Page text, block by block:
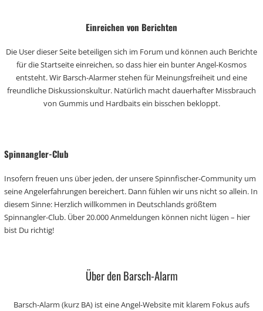
Einreichen von Berichten
Die User dieser Seite beteiligen sich im Forum und können auch Berichte
für die Startseite einreichen, so dass hier ein bunter Angel-Kosmos
entsteht. Wir Barsch-Alarmer stehen für Meinungsfreiheit und eine
freundliche Diskussionskultur. Natürlich macht dauerhafter Missbrauch
von Gummis und Hardbaits ein bisschen bekloppt.
Spinnangler-Club
Insofern freuen uns über jeden, der unsere Spinnfischer-Community um
seine Angelerfahrungen bereichert. Dann fühlen wir uns nicht so allein. In
diesem Sinne: Herzlich willkommen in Deutschlands größtem
Spinnangler-Club. Über 20.000 Anmeldungen können nicht lügen – hier
bist Du richtig!
Über den Barsch-Alarm
Barsch-Alarm (kurz BA) ist eine Angel-Website mit klarem Fokus aufs